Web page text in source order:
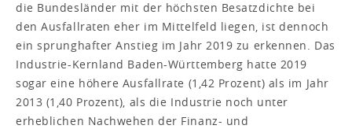
die Bundesländer mit der höchsten Besatzdichte bei
den Ausfallraten eher im Mittelfeld liegen, ist dennoch
ein sprunghafter Anstieg im Jahr 2019 zu erkennen. Das
Industrie-Kernland Baden-Württemberg hatte 2019
sogar eine höhere Ausfallrate (1,42 Prozent) als im Jahr
2013 (1,40 Prozent), als die Industrie noch unter
erheblichen Nachwehen der Finanz- und